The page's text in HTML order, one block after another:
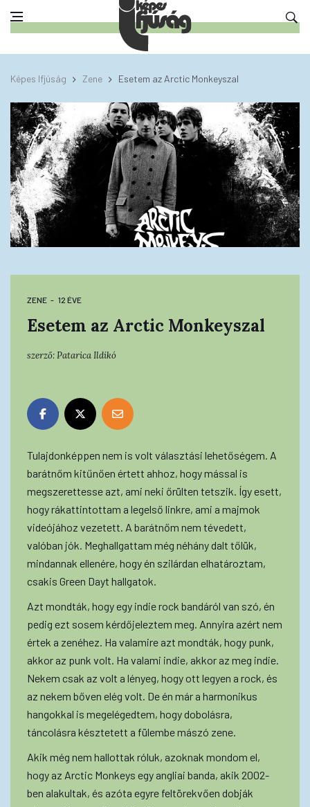
Képes Ifjúság Zene Esetem az Arctic Monkeyszal
ZENE 12 ÉVE
Esetem az Arctic Monkeyszal
szerző:Patarica Ildikó
Tulajdonképpen nem is volt választási lehetőségem. A
barátnőm kitűnően értett ahhoz, hogy mással is
megszerettesse azt, ami neki őrülten tetszik. Így esett,
hogy rákattintottam a legelső linkre, ami a majmok
videójához vezetett. A barátnőm nem tévedett,
valóban jók. Meghallgattam még néhány dalt tőlük,
mindannak ellenére, hogy én szilárdan elhatároztam,
csakis Green Dayt hallgatok.
Azt mondták, hogy egy indie rock bandáról van szó, én
pedig ezt sosem kérdőjeleztem meg. Annyira azért nem
értek a zenéhez. Ha valamire azt mondták, hogy punk,
akkor az punk volt. Ha valami indie, akkor az meg indie.
Nekem csak az volt a lényeg, hogy ott legyen a rock, és
az nekem bőven elég volt. De én már a harmonikus
hangokkal is megelégedtem, hogy dobolásra,
táncolásra késztetett a fülembe mászó zene.
Akik még nem hallottak róluk, azoknak mondom el,
hogy az Arctic Monkeys egy angliai banda, akik 2002-
ben alakultak, és azóta egyre feltörekvően dobják